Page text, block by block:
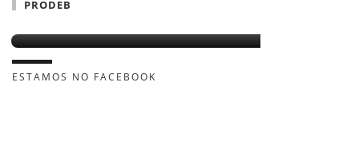
PRODEB
ESTAMOS NO FACEBOOK